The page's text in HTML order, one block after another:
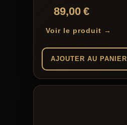
89,00€
Voir le produit →
AJOUTER AU PANIER